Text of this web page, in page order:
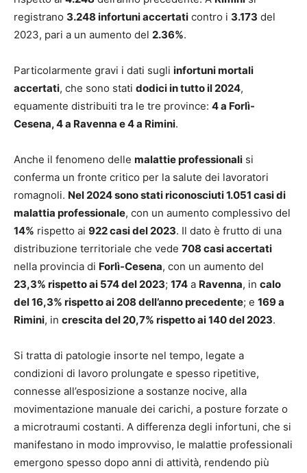
registrano 3.248 infortuni accertati contro i 3.173 del
2023, pari a un aumento del 2.36%.
Particolarmente gravi i dati sugli infortuni mortali
accertati, che sono stati dodici in tutto il 2024,
equamente distribuiti tra le tre province: 4 a Forlì-
Cesena, 4 a Ravenna e 4 a Rimini.
Anche il fenomeno delle malattie professionali si
conferma un fronte critico per la salute dei lavoratori
romagnoli. Nel 2024 sono stati riconosciuti 1.051 casi di
malattia professionale, con un aumento complessivo del
14% rispetto ai 922 casi del 2023. Il dato è frutto di una
distribuzione territoriale che vede 708 casi accertati
nella provincia di Forlì-Cesena, con un aumento del
23,3% rispetto ai 574 del 2023; 174 a Ravenna, in calo
del 16,3% rispetto ai 208 dell’anno precedente; e 169 a
Rimini, in crescita del 20,7% rispetto ai 140 del 2023.
Si tratta di patologie insorte nel tempo, legate a
condizioni di lavoro prolungate e spesso ripetitive,
connesse all’esposizione a sostanze nocive, alla
movimentazione manuale dei carichi, a posture forzate o
a microtraumi costanti. A differenza degli infortuni, che si
manifestano in modo improvviso, le malattie professionali
emergono spesso dopo anni di attività, rendendo più